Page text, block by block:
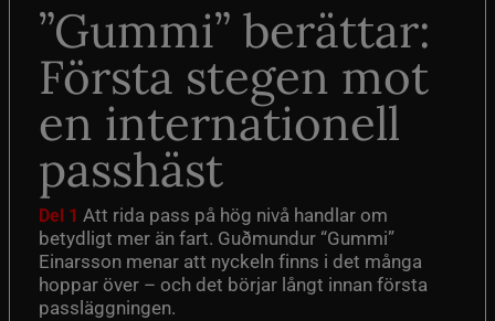
”Gummi” berättar:
Första stegen mot
en internationell
passhäst
Del 1 Att rida pass på hög nivå handlar om
betydligt mer än fart. Guðmundur “Gummi”
Einarsson menar att nyckeln finns i det många
hoppar över – och det börjar långt innan första
passläggningen.